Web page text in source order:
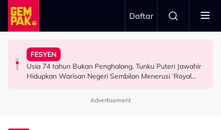
Skip to main content
Daftar
HIBURAN
“Saya Memang Suka Gaya Streetwear…” - Ezaidi Aziz
FESYEN
Usia 74 tahun Bukan Penghalang, Tunku Puteri Jawahir
Hidupkan Warisan Negeri Sembilan Menerusi ‘Royal
BERITA
Tertelan Serpihan Lidi Sate, Wanita Saman Singapore
Airlines
HIBURAN
Permintaan Aneh Jared Leto Di Lokasi, Minta Nelayan
Tangkap Ikan Segar Setiap Hari
Advertisement